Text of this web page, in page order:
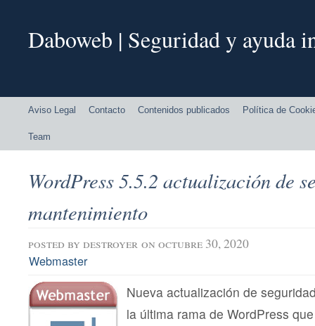
Daboweb | Seguridad y ayuda
Aviso Legal Contacto Contenidos publicados Política de
Team
WordPress 5.5.2 actualización de
mantenimiento
posted by destroyer on octubre 30, 2020
Webmaster
Nueva actualización de
la última rama de WordPress